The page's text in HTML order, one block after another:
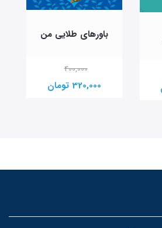
باورهای طلایی من
400,000
320,000 تومان